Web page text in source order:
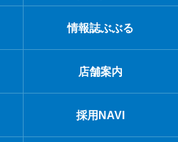
情報誌ぶぶる
店舗案内
採用NAVI